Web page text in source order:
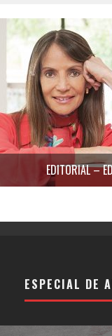
EDITORIAL –
ESPECIAL DE